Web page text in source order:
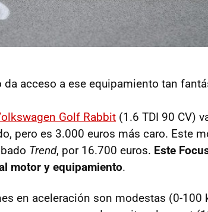
da acceso a ese equipamiento tan
Golf Rabbit (1.6 TDI 90 CV)
pero es 3.000 euros más caro. Este
Trend, por 16.700 euros. Este
motor y equipamiento.
en aceleración son modestas (0-100